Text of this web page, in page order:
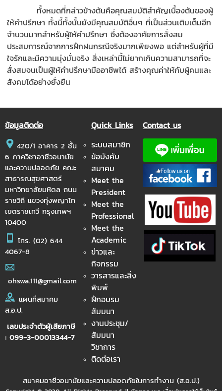
ทั้งหมดที่กล่าวข้างต้นคือคุณสมบัติสำคัญเบื้องต้นของผู้
ให้คำปรึกษา ทั้งนี้ทั้งนั้นยังมีคุณสมบัติอื่นๆ ที่เป็นส่วนเติมเต็มอีก
จำนวนมากสำหรับผู้ให้คำปรึกษา ซึ่งต้องอาศัยการสั่งสม
ประสบการณ์จากการฝึกฝนกรณีจริงมากเพียงพอ แต่สำหรับผู้ที่มี
ใจรักและมีความมุ่งมั่นจริง สิ่งเหล่านี้ไม่ยากเกินความสามารถที่จะ
สั่งสมจนเป็นผู้ให้คำปรึกษามืออาชีพได้ สร้างคุณค่าให้กับผู้คนและ
สังคมได้อย่างยั่งยืน
ข้อมูลติดต่อ
420/1 อาคาร 2 ชั้น
6 ภาควิชาอาชีวอนามัย
และความปลอดภัย คณะ
สาธารณสุขศาสตร์
มหาวิทยาลัยมหิดล ถนน
ราชวิถี แขวงทุ่งพญาไท
เขตราชเทวี กรุงเทพฯ
10400
โทร. (02) 644
4067-8
ohswa.111@gmail.com
แผนที่สมาคม
ส.อ.ป.
เลขประจำตัวผู้เสียภาษี
: 099-3-00013344-7
Quick Links
ระบบสมาชิก
ข้อบังคับ
สมาคม
Meet the
President
Meet the
Professional
Meet the
Academic
ข่าวและ
กิจกรรม
วารสารและสิ่ง
พิมพ์
ฝึกอบรม
สัมมนา
งานประชุม/
สัมมนา
วิชาการ
ติดต่อเรา
Contact us
สมาคมอาชีวอนามัยและความปลอดภัยในการทำงาน (ส.อ.ป.)